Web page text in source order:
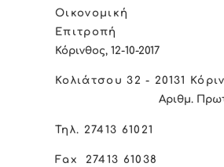
Οικονομική
Επιτροπή
Κόρινθος, 12-10-2017
Κολιάτσου 32 - 20131
Αριθμ.
Τηλ. 27413 61021
Fax 27413 61038